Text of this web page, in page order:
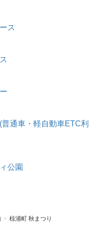
ス
普通車・軽自動車ETC利
公園
椋浦町 秋まつり